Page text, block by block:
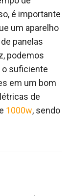
é importante
um aparelho
panelas
podemos
o suficiente
em um bom
de
e 1000w, sendo